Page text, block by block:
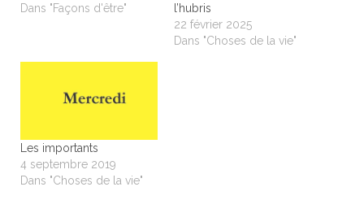
Dans "Façons d'être"
l’hubris
22 février 2025
Dans "Choses de la vie"
Les importants
4 septembre 2019
Dans "Choses de la vie"